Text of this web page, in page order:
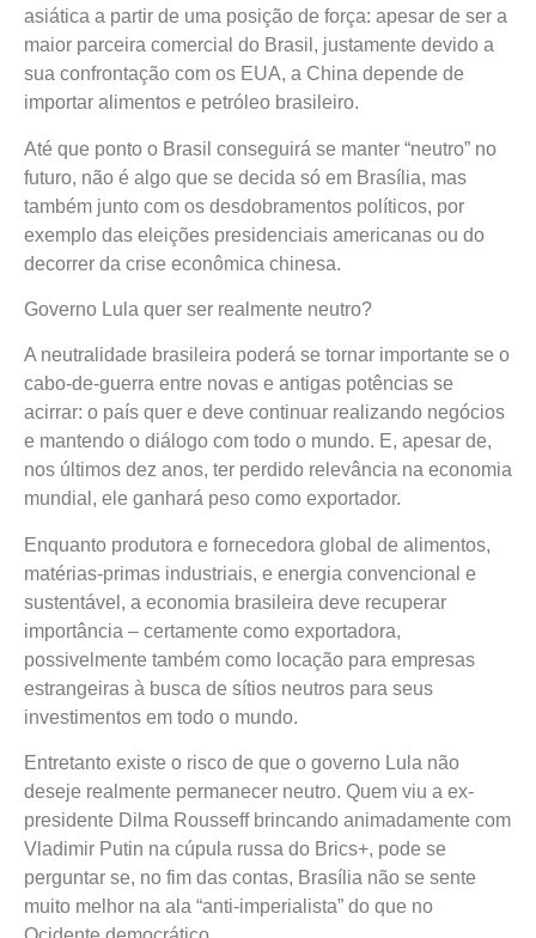
asiática a partir de uma posição de força: apesar de ser a
maior parceira comercial do Brasil, justamente devido a
sua confrontação com os EUA, a China depende de
importar alimentos e petróleo brasileiro.
Até que ponto o Brasil conseguirá se manter “neutro” no
futuro, não é algo que se decida só em Brasília, mas
também junto com os desdobramentos políticos, por
exemplo das eleições presidenciais americanas ou do
decorrer da crise econômica chinesa.
Governo Lula quer ser realmente neutro?
A neutralidade brasileira poderá se tornar importante se o
cabo-de-guerra entre novas e antigas potências se
acirrar: o país quer e deve continuar realizando negócios
e mantendo o diálogo com todo o mundo. E, apesar de,
nos últimos dez anos, ter perdido relevância na economia
mundial, ele ganhará peso como exportador.
Enquanto produtora e fornecedora global de alimentos,
matérias-primas industriais, e energia convencional e
sustentável, a economia brasileira deve recuperar
importância – certamente como exportadora,
possivelmente também como locação para empresas
estrangeiras à busca de sítios neutros para seus
investimentos em todo o mundo.
Entretanto existe o risco de que o governo Lula não
deseje realmente permanecer neutro. Quem viu a ex-
presidente Dilma Rousseff brincando animadamente com
Vladimir Putin na cúpula russa do Brics+, pode se
perguntar se, no fim das contas, Brasília não se sente
muito melhor na ala “anti-imperialista” do que no